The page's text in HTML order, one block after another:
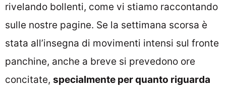
rivelando bollenti, come vi stiamo raccontando
sulle nostre pagine. Se la settimana scorsa è
stata all’insegna di movimenti intensi sul fronte
panchine, anche a breve si prevedono ore
concitate, specialmente per quanto riguarda